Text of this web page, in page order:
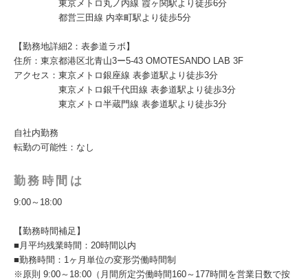
東京メトロ丸ノ内線 霞ヶ関駅より徒歩6分
都営三田線 内幸町駅より徒歩5分
【勤務地詳細2：表参道ラボ】
住所：東京都港区北青山3ー5-43 OMOTESANDO LAB 3F
アクセス：東京メトロ銀座線 表参道駅より徒歩3分
東京メトロ銀千代田線 表参道駅より徒歩3分
東京メトロ半蔵門線 表参道駅より徒歩3分
自社内勤務
転勤の可能性：なし
勤務時間は
9:00～18:00
【勤務時間補足】
■月平均残業時間：20時間以内
■勤務時間：1ヶ月単位の変形労働時間制
※原則 9:00～18:00（月間所定労働時間160～177時間を営業日数で按